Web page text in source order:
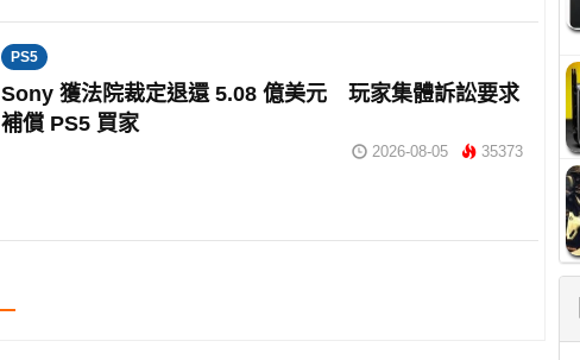
PS5
Sony 獲法院裁定退還 5.08 億美元 玩家集體訴訟要求
補償 PS5 買家
2026-08-05 35373